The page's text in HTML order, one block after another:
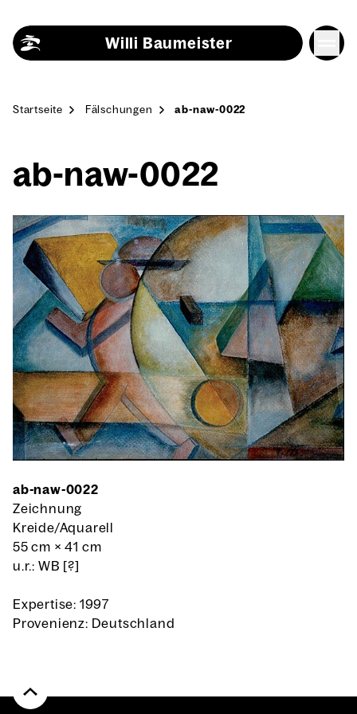
Willi Baumeister
Start­sei­te Fäl­schun­gen ab-naw-0022
ab-naw-0022
ab-naw-0022
Zeichnung
Kreide/Aquarell
55 cm ×41 cm
u.r.: WB [?]
Expertise: 1997
Provenienz: Deutschland